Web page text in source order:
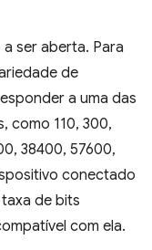
ser aberta. Para
de
a uma das
como 110, 300,
38400, 57600,
conectado
de bits
com ela.